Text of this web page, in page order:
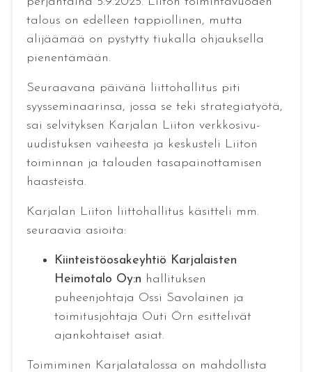
talous on edelleen tappiollinen, mutta
alijäämää on pystytty tiukalla ohjauksella
pienentämään.
Seuraavana päivänä liittohallitus piti
syysseminaarinsa, jossa se teki strategiatyötä,
sai selvityksen Karjalan Liiton verkkosivu-
uudistuksen vaiheesta ja keskusteli Liiton
toiminnan ja talouden tasapainottamisen
haasteista.
Karjalan Liiton liittohallitus käsitteli mm.
seuraavia asioita:
Kiinteistöosakeyhtiö Karjalaisten
Heimotalo Oy:n hallituksen
puheenjohtaja Ossi Savolainen ja
toimitusjohtaja Outi Örn esittelivät
ajankohtaiset asiat.
Toimiminen Karjalatalossa on mahdollista